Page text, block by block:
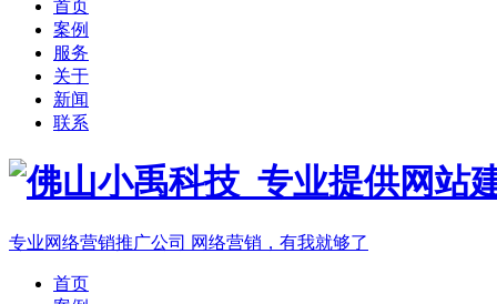
首页
案例
服务
关于
新闻
联系
专业网络营销推广公司 网络营销，有我就够了
首页